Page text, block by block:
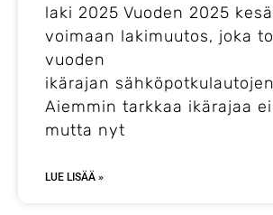
laki 2025 Vuoden 2025
voimaan lakimuutos, joka
vuoden
ikärajan
Aiemmin tarkkaa ikärajaa
mutta nyt
LUE LISÄÄ »